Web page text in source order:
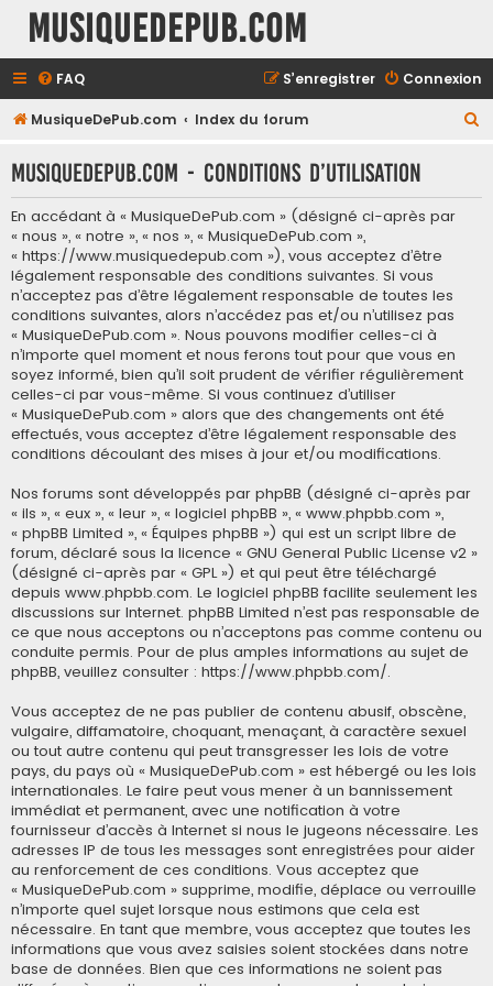
MusiqueDePub.com
FAQ Connexion
S’enregistrer
MusiqueDePub.com Index du forum
h
MusiqueDePub.com - Conditions d’utilisation
En accédant à « MusiqueDePub.com » (désigné ci-après par
« nous », « notre », « nos », « MusiqueDePub.com »,
« https://www.musiquedepub.com »), vous acceptez d’être
légalement responsable des conditions suivantes. Si vous
n’acceptez pas d’être légalement responsable de toutes les
conditions suivantes, alors n’accédez pas et/ou n’utilisez pas
« MusiqueDePub.com ». Nous pouvons modifier celles-ci à
n’importe quel moment et nous ferons tout pour que vous en
soyez informé, bien qu’il soit prudent de vérifier régulièrement
celles-ci par vous-même. Si vous continuez d’utiliser
« MusiqueDePub.com » alors que des changements ont été
effectués, vous acceptez d’être légalement responsable des
conditions découlant des mises à jour et/ou modifications.
Nos forums sont développés par phpBB (désigné ci-après par
« ils », « eux », « leur », « logiciel phpBB », « www.phpbb.com »,
« phpBB Limited », « Équipes phpBB ») qui est un script libre de
forum, déclaré sous la licence « GNU General Public License v2 »
(désigné ci-après par « GPL ») et qui peut être téléchargé
depuis www.phpbb.com. Le logiciel phpBB facilite seulement les
discussions sur Internet. phpBB Limited n’est pas responsable de
ce que nous acceptons ou n’acceptons pas comme contenu ou
conduite permis. Pour de plus amples informations au sujet de
phpBB, veuillez consulter : https://www.phpbb.com/.
Vous acceptez de ne pas publier de contenu abusif, obscène,
vulgaire, diffamatoire, choquant, menaçant, à caractère sexuel
ou tout autre contenu qui peut transgresser les lois de votre
pays, du pays où « MusiqueDePub.com » est hébergé ou les lois
internationales. Le faire peut vous mener à un bannissement
immédiat et permanent, avec une notification à votre
fournisseur d’accès à Internet si nous le jugeons nécessaire. Les
adresses IP de tous les messages sont enregistrées pour aider
au renforcement de ces conditions. Vous acceptez que
« MusiqueDePub.com » supprime, modifie, déplace ou verrouille
n’importe quel sujet lorsque nous estimons que cela est
nécessaire. En tant que membre, vous acceptez que toutes les
informations que vous avez saisies soient stockées dans notre
base de données. Bien que ces informations ne soient pas